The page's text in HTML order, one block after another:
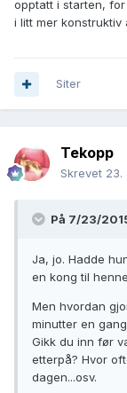
opptatt i starten,
i litt mer konstruktiv
Siter
Tekopp
Skrevet 23.
På 7/23/
Ja, jo. Hadde
en kong til
Men hvordan
minutter en
Gikk du inn før
etterpå? Hvor
dagen...osv.